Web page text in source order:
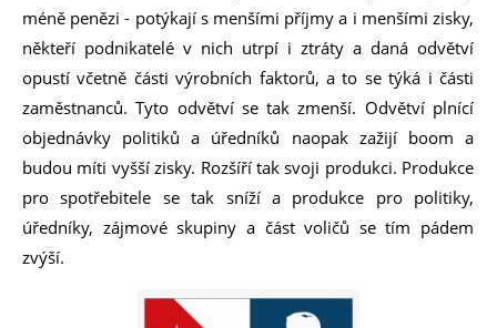
méně penězi - potýkají s menšími příjmy a i menšími zisky,
někteří podnikatelé v nich utrpí i ztráty a daná odvětví
opustí včetně části výrobních faktorů, a to se týká i části
zaměstnanců. Tyto odvětví se tak zmenší. Odvětví plnící
objednávky politiků a úředníků naopak zažijí boom a
budou míti vyšší zisky. Rozšíří tak svoji produkci. Produkce
pro spotřebitele se tak sníží a produkce pro politiky,
úředníky, zájmové skupiny a část voličů se tím pádem
zvýší.